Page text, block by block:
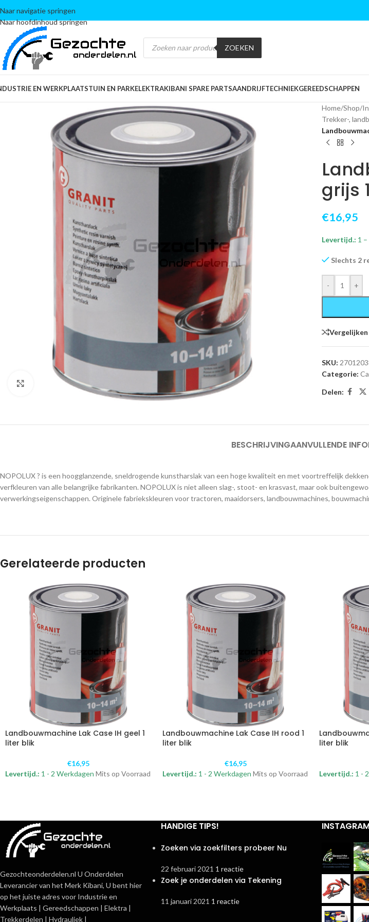
Naar navigatie springen
Naar hoofdinhoud springen
ZOEKEN
EN WERKPLAATSTUIN EN PARKELEKTRAKIBANI SPARE PARTSAANDRIJFTECHNIEKGEREEDSCHAPPEN
Klik om te vergroten
Home/Shop/
Trekker-,
grijs
€16,95
Levertijd.: 1
Slechts 2
- +
Vergelijken
SKU:
Categorie:
Delen:
BESCHRIJVINGAANVULLENDE
NOPOLUX ? is een hoogglanzende, sneldrogende kunstharslak van een hoge kwaliteit en met voortreffelijk
verfkleuren van alle belangrijke fabrikanten. NOPOLUX is niet alleen slag-, stoot- en krasvast, maar ook
verwerkingseigenschappen. Originele fabriekskleuren voor tractoren, maaidorsers, landbouwmachines,
Gerelateerde producten
Landbouwmachine Lak Case IH geel 1
liter blik
€16,95
Levertijd.: 1 - 2 Werkdagen Mits op Voorraad
Landbouwmachine Lak Case IH rood 1
liter blik
€16,95
Levertijd.: 1 - 2 Werkdagen Mits op Voorraad
liter blik
Levertijd.: 1 -
Gezochteonderdelen.nl U Onderdelen
Leverancier van het Merk Kibani, U bent hier
op het juiste adres voor Industrie en
Werkplaats | Gereedschappen | Elektra |
Trekkerdelen | Hydrauliek |
HANDIGE TIPS!
Zoeken via zoekfilters probeer Nu
22 februari 2021 1 reactie
Zoek je onderdelen via Tekening
11 januari 2021 1 reactie